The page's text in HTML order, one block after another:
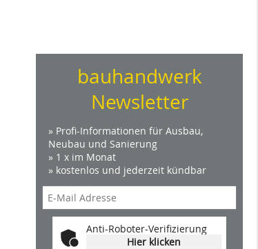
bauhandwerk
Newsletter
» Profi-Informationen für Ausbau,
Neubau und Sanierung
» 1 x im Monat
» kostenlos und jederzeit kündbar
Anti-Roboter-Verifizierung
Hier klicken